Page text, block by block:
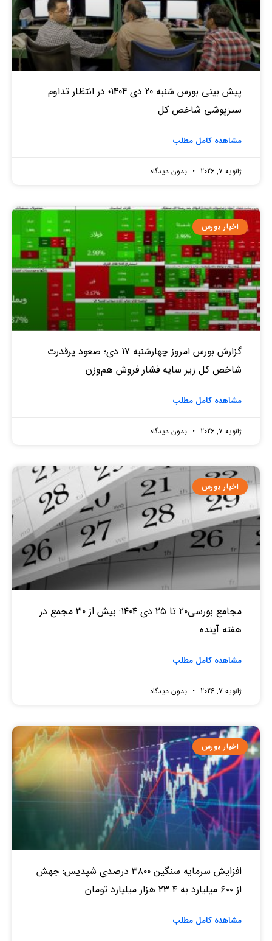
پیش بینی بورس شنبه 20 دی 1404؛ در انتظار تداوم
سبزپوشی شاخص کل
مشاهده کامل مطلب
ژانویه 7, 2026 بدون دیدگاه
اخبار بورس
گزارش بورس امروز چهارشنبه 17 دی؛ صعود پرقدرت
شاخص کل زیر سایه فشار فروش هم‌وزن
مشاهده کامل مطلب
ژانویه 7, 2026 بدون دیدگاه
اخبار بورس
مجامع بورسی۲۰ تا ۲۵ دی ۱۴۰۴: بیش از ۳۰ مجمع در
هفته آینده
مشاهده کامل مطلب
ژانویه 7, 2026 بدون دیدگاه
اخبار بورس
افزایش سرمایه سنگین ۳۸۰۰ درصدی شپدیس: جهش
از ۶۰۰ میلیارد به ۲۳.۴ هزار میلیارد تومان
مشاهده کامل مطلب